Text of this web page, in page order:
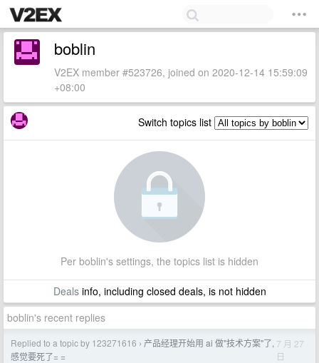
boblin
V2EX member #523726, joined on 2020-12-14 15:59:09
+08:00
Switch topics list
Per boblin's settings, the topics list is hidden
Dealsinfo, including closed deals, is not hidden
boblin's recent replies
Replied to a topic by 123271616 › 产品经理开始用 ai 做"技术方案"了,
感觉要死了= =
7 月 27
日